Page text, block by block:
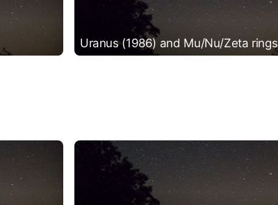
Uranus (1986) and Mu/Nu/Zeta rings